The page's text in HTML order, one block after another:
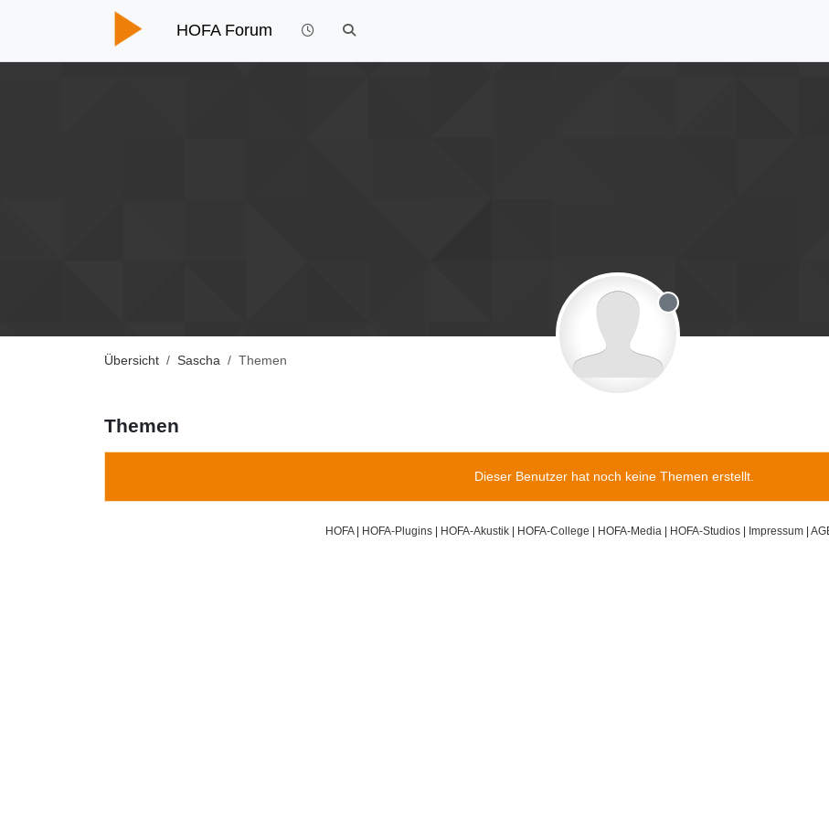
HOFA Forum
Übersicht Sascha Themen
Offline
Themen
Dieser Benutzer hat noch keine Themen erstellt.
HOFA| HOFA-Plugins| HOFA-Akustik| HOFA-College HOFA-Media HOFA-Studios| Impressum|